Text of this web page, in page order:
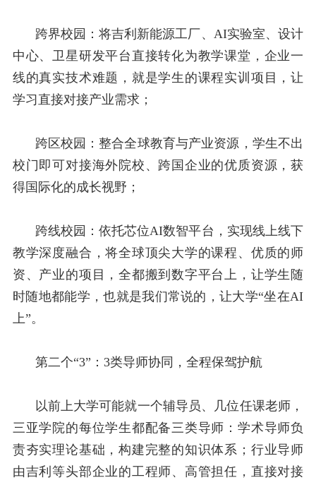
跨界校园：将吉利新能源工厂、 AI实验室、设计
中心、卫星研发平台直接转化为教学课堂，企业一
线的真实技术难题，就是学生的课程实训项目，让
学习直接对接产业需求；
跨区校园：整合全球教育与产业资源，学生不出
校门即可对接海外院校、跨国企业的优质资源，获
得国际化的成长视野；
跨线校园：依托芯位AI数智平台，实现线上线下
教学深度融合，将全球顶尖大学的课程、优质的师
资、产业的项目，全都搬到数字平台上，让学生随
时随地都能学，也就是我们常说的，让大学“坐在AI
上”。
第二个“3” ： 3类导师协同，全程保驾护航
以前上大学可能就一个辅导员、几位任课老师，
三亚学院的每位学生都配备三类导师：学术导师负
责夯实理论基础，构建完整的知识体系；行业导师
由吉利等头部企业的工程师、高管担任，直接对接